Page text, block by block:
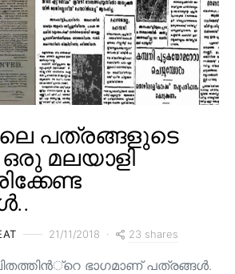
പത്രങ്ങളുടെ
ഒരു മലയാളി
21/11/2018 23 shares
ഭാഗമാണ് പത്രങ്ങള്‍.